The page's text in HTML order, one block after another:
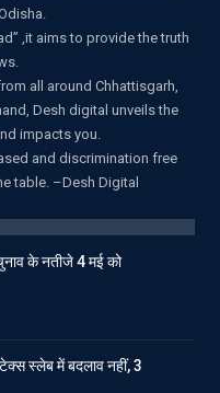
,it aims to provide the truth
all around Chhattisgarh,
Desh digital unveils the
impacts you.
and discrimination free
table. –Desh Digital
के नतीजे 4 मई को
स्लेब में बदलाव नहीं, 3